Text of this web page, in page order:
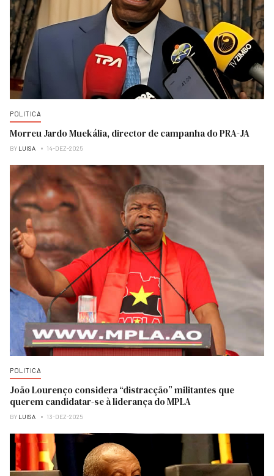
POLITICA
Morreu Jardo Muekália, director de campanha do PRA-JA
BY LUISA 14-DEZ-2025
POLITICA
João Lourenço considera “distracção” militantes que
querem candidatar-se à liderança do MPLA
BY LUISA 13-DEZ-2025